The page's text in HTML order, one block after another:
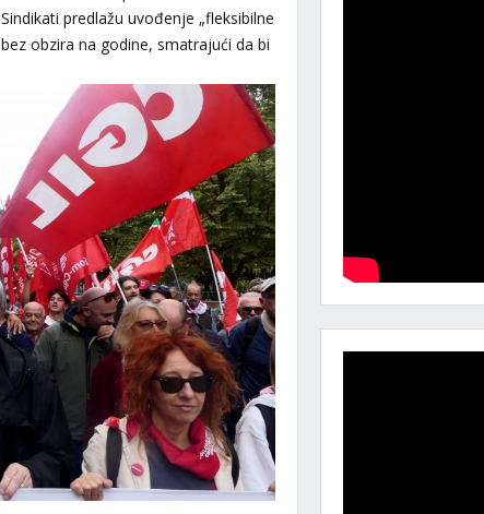
predlažu uvođenje „fleksibilne
obzira na godine, smatrajući da bi